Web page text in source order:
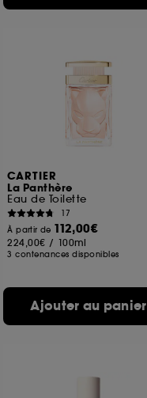
CARTIER
La Panthère
Eau de Toilette
17
À partir de 112,00€
224,00€ / 100ml
3 contenances disponibles
Ajouter au panier